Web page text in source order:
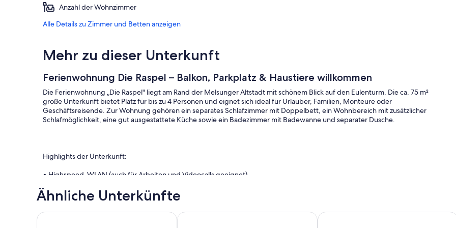
Anzahl der Wohnzimmer
Alle Details zu Zimmer und Betten anzeigen
Mehr zu dieser Unterkunft
Ferienwohnung Die Raspel – Balkon, Parkplatz & Haustiere willkommen
Die Ferienwohnung „Die Raspel" liegt am Rand der Melsunger Altstadt mit schönem Blick auf den Eulenturm. Die ca. 75 m²
große Unterkunft bietet Platz für bis zu 4 Personen und eignet sich ideal für Urlauber, Familien, Monteure oder
Geschäftsreisende. Zur Wohnung gehören ein separates Schlafzimmer mit Doppelbett, ein Wohnbereich mit zusätzlicher
Schlafmöglichkeit, eine gut ausgestattete Küche sowie ein Badezimmer mit Badewanne und separater Dusche.
Highlights der Unterkunft:
• Highspeed-WLAN (auch für Arbeiten und Videocalls geeignet)
• Smart-TV, Streaming möglich
• Überdachter Balkon mit Sitzgelegenheiten
Ähnliche Unterkünfte
Ferienwohnung in märchenhafter UmgebungFlussblick! moderne Ferienwohnung m.Balkon, am Radweg Fulda+Weser
Ferienwohnung im Werratal mit